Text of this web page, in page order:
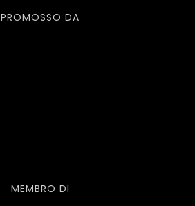
PROMOSSO DA
MEMBRO DI